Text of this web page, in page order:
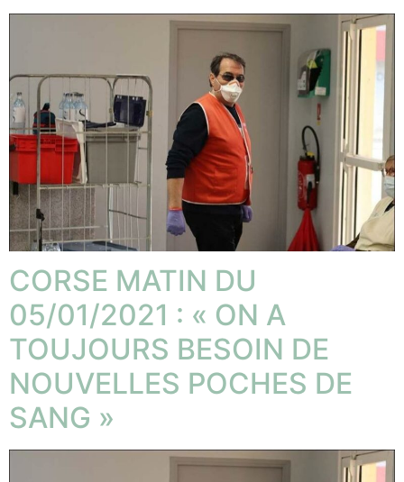
CORSE MATIN DU
05/01/2021 : « ON A
TOUJOURS BESOIN DE
NOUVELLES POCHES DE
SANG »